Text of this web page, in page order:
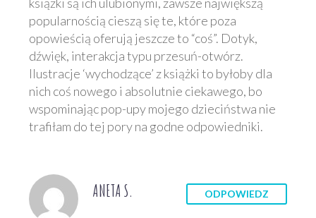
popularnością cieszą się te, które poza
opowieścią oferują jeszcze to “coś”. Dotyk,
dźwięk, interakcja typu przesuń-otwórz.
Ilustracje ‘wychodzące’ z książki to byłoby dla
nich coś nowego i absolutnie ciekawego, bo
wspominając pop-upy mojego dzieciństwa nie
trafiłam do tej pory na godne odpowiedniki.
ANETA S. ODPOWIEDZ